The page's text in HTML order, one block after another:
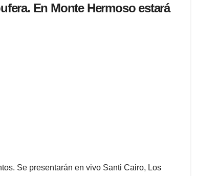
En Monte Hermoso estará
Se presentarán en vivo Santi Cairo, Los